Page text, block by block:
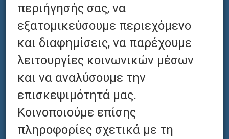
ΠΡΟΩΘΗΣΗ
περιήγησής σας, να
εξατομικεύσουμε περιεχόμενο
και διαφημίσεις, να παρέχουμε
λειτουργίες κοινωνικών μέσων
και να αναλύσουμε την
επισκεψιμότητά μας.
Κοινοποιούμε επίσης
πληροφορίες σχετικά με τη